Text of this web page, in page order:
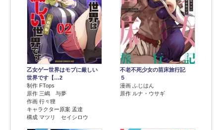
乙女ゲー世界はモブに厳しい
世界です【…2
制作 FTops
原作 三嶋 与夢
作画 行々狸
キャラクター原案 孟達
構成 マツリ セイシロウ
不老不死少女の苗床旅行記
５
漫画 ふじはん
原作 ルナ・ウサギ